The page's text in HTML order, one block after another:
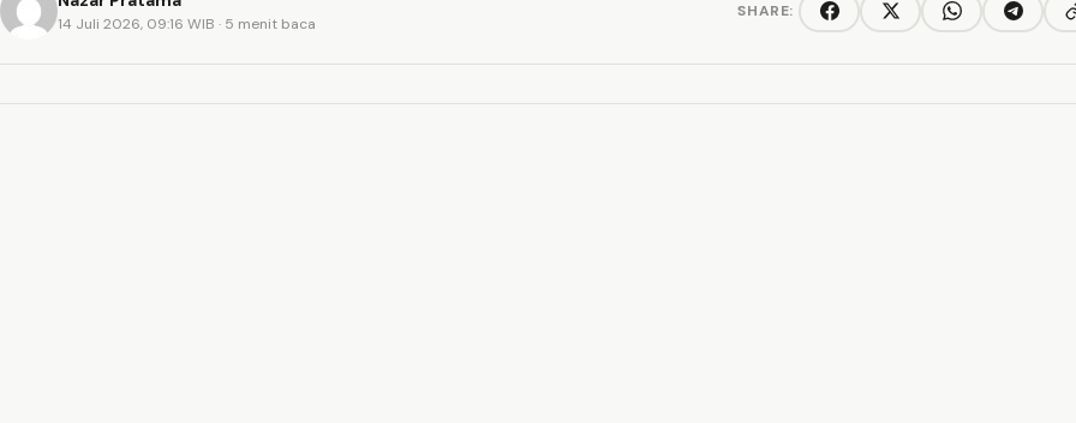
14 Juli 2026, 09:16 WIB · 5 menit baca
SHARE: FacebookTwitter/XWhatsAppTelegram